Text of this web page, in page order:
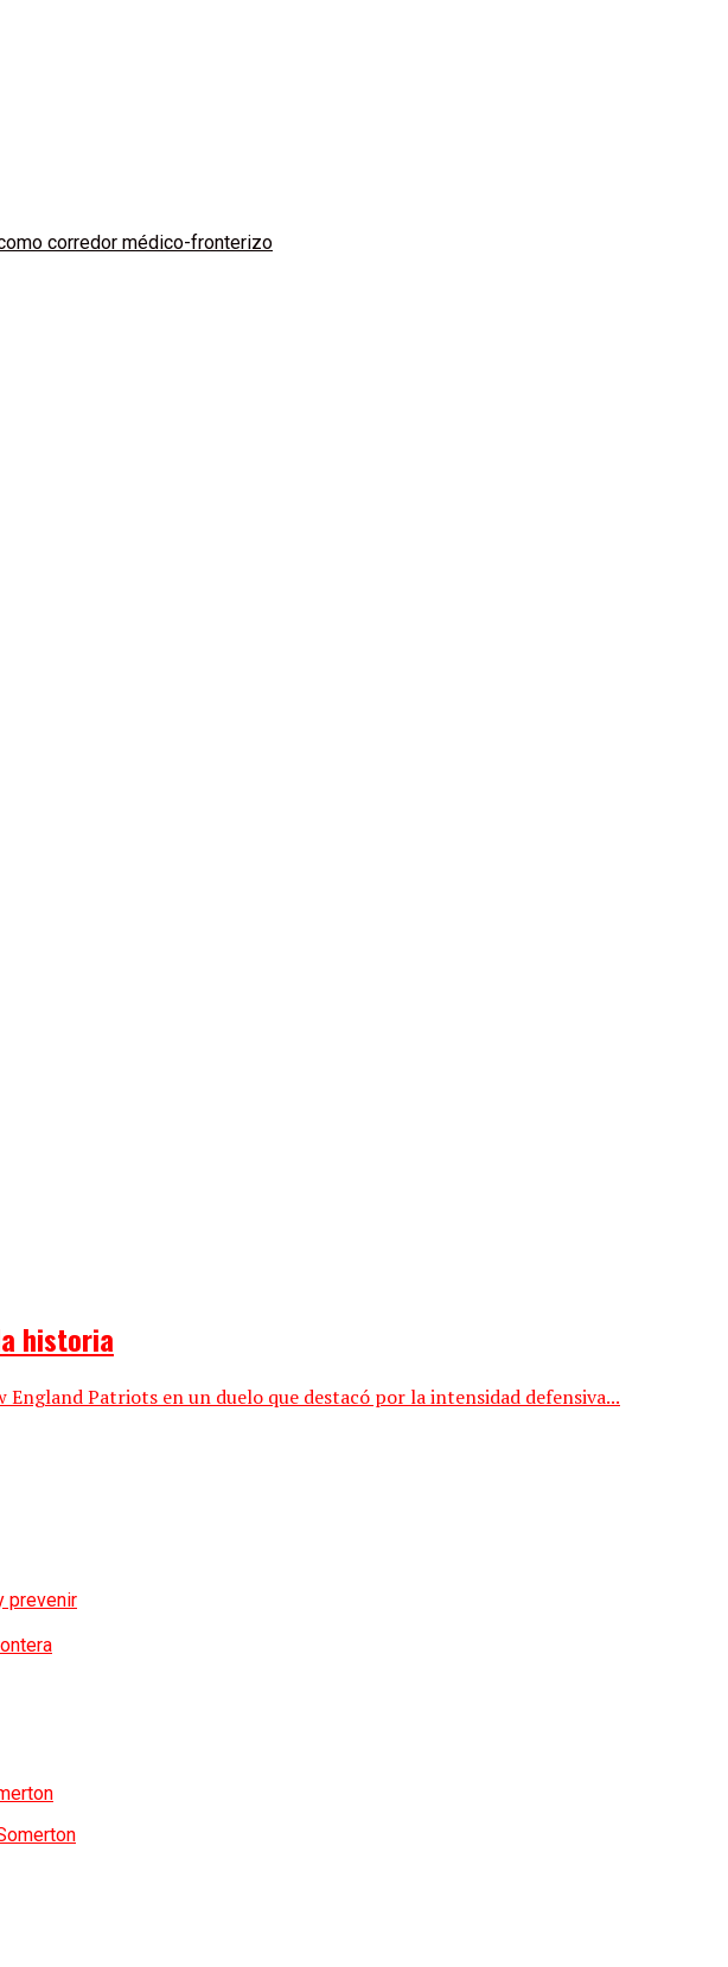
corredor médico-fronterizo
historia
Patriots en un duelo que destacó por la intensidad defensiva...
prevenir